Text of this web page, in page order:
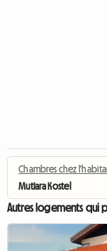
Chambres chez
Mutiara Kostel
Autres logements qui